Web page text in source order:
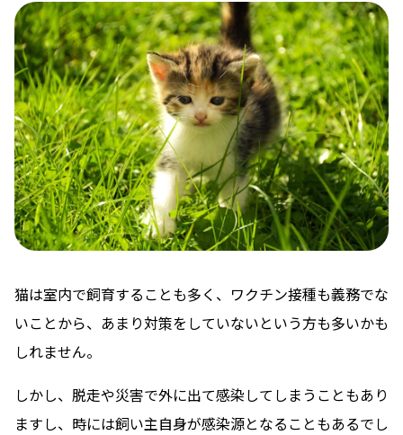
猫は室内で飼育することも多く、ワクチン接種も義務でな
いことから、あまり対策をしていないという方も多いかも
しれません。
しかし、脱走や災害で外に出て感染してしまうこともあり
ますし、時には飼い主自身が感染源となることもあるでし